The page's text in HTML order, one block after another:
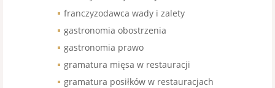
franczyzodawca wady i zalety
gastronomia obostrzenia
gastronomia prawo
gramatura mięsa w restauracji
gramatura posiłków w restauracjach